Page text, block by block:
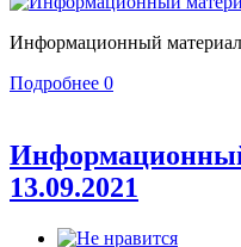
Информационный материал
Подробнее 0
13.09.2021